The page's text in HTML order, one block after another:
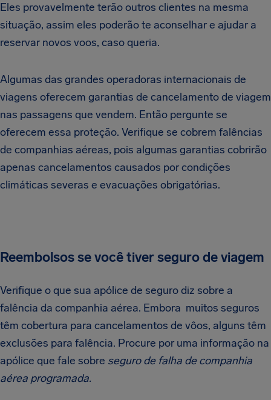
Eles provavelmente terão outros clientes na mesma
situação, assim eles poderão te aconselhar e ajudar a
reservar novos voos, caso queria.
Algumas das grandes operadoras internacionais de
viagens oferecem garantias de cancelamento de viagem
nas passagens que vendem. Então pergunte se
oferecem essa proteção. Verifique se cobrem falências
de companhias aéreas, pois algumas garantias cobrirão
apenas cancelamentos causados por condições
climáticas severas e evacuações obrigatórias.
Reembolsos se você tiver seguro de viagem
Verifique o que sua apólice de seguro diz sobre a
falência da companhia aérea. Embora muitos seguros
têm cobertura para cancelamentos de vôos, alguns têm
exclusões para falência. Procure por uma informação na
apólice que fale sobre seguro de falha de companhia
aérea programada.